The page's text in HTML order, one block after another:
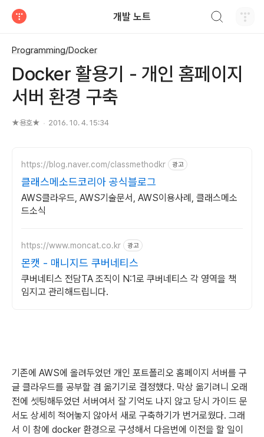
개발 노트
Programming/Docker
Docker 활용기 - 개인 홈페이지
서버 환경 구축
★용호★ 2016. 10. 4. 15:34
https://blog.naver.com/classmethodkr 광고
클래스메소드코리아 공식블로그
AWS클라우드, AWS기술문서, AWS이용사례, 클래스메소
드소식
https://www.moncat.co.kr 광고
몬캣 - 매니지드 쿠버네티스
쿠버네티스 전담TA 조직이 N:1로 쿠버네티스 각 영역을 책
임지고 관리해드립니다.
기존에 AWS에 올려두었던 개인 포트폴리오 홈페이지 서버를 구
글 클라우드를 공부할 겸 옮기기로 결정했다. 막상 옮기려니 오래
전에 셋팅해두었던 서버여서 잘 기억도 나지 않고 당시 가이드 문
서도 상세히 적어놓지 않아서 새로 구축하기가 번거로웠다. 그래
서 이 참에 docker 환경으로 구성해서 다음번에 이전을 할 일이